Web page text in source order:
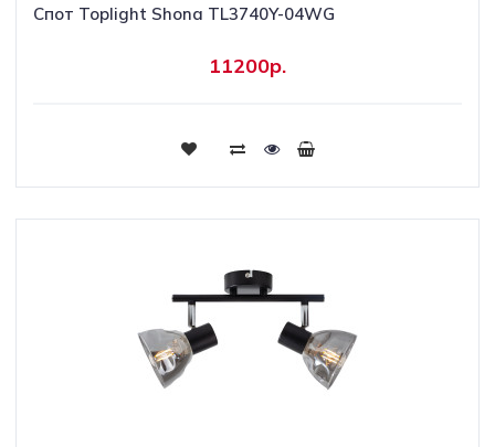
Спот Toplight Shona TL3740Y-04WG
11200р.